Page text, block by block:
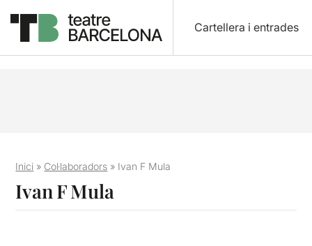
Cartellera i entrades
Inici » Col·laboradors » Ivan F Mula
Ivan F Mula